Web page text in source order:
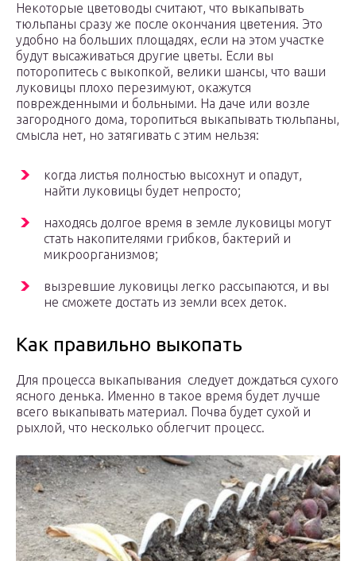
Некоторые цветоводы считают, что выкапывать
тюльпаны сразу же после окончания цветения. Это
удобно на больших площадях, если на этом участке
будут высаживаться другие цветы. Если вы
поторопитесь с выкопкой, велики шансы, что ваши
луковицы плохо перезимуют, окажутся
поврежденными и больными. На даче или возле
загородного дома, торопиться выкапывать тюльпаны,
смысла нет, но затягивать с этим нельзя:
когда листья полностью высохнут и опадут,
найти луковицы будет непросто;
находясь долгое время в земле луковицы могут
стать накопителями грибков, бактерий и
микроорганизмов;
вызревшие луковицы легко рассыпаются, и вы
не сможете достать из земли всех деток.
Как правильно выкопать
Для процесса выкапывания следует дождаться сухого
ясного денька. Именно в такое время будет лучше
всего выкапывать материал. Почва будет сухой и
рыхлой, что несколько облегчит процесс.